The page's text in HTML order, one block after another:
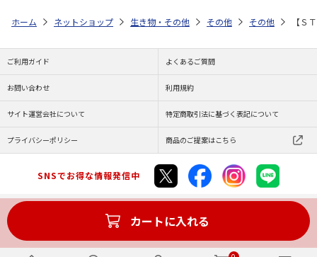
カートに入れる
ホーム ネットショップ 生き物・その他 その他 その他 【Ｓ
ご利用ガイド よくあるご質問
お問い合わせ 利用規約
サイト運営会社について 特定商取引法に基づく表記について
プライバシーポリシー 商品のご提案はこちら
SNSでお得な情報発信中